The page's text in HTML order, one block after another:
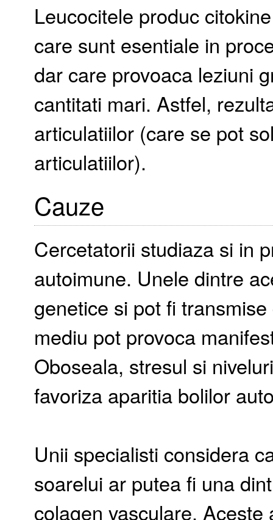
Leucocitele produc
care sunt esentiale in
dar care provoaca leziuni
cantitati mari. Astfel,
articulatiilor (care se pot
articulatiilor).
Cauze
Cercetatorii studiaza si in
autoimune. Unele dintre
genetice si pot fi
mediu pot provoca
Oboseala, stresul si
favoriza aparitia bolilor
Unii specialisti considera
soarelui ar putea fi una
colagen vasculare.